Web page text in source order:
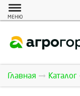
МЕНЮ
Главная Каталог